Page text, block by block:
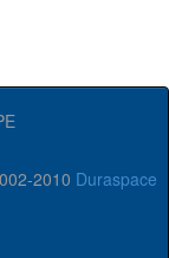
2010 Duraspace